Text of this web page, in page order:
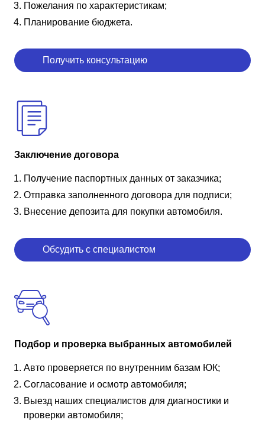
Пожелания по характеристикам;
Планирование бюджета.
Получить консультацию
Заключение договора
Получение паспортных данных от заказчика;
Отправка заполненного договора для подписи;
Внесение депозита для покупки автомобиля.
Обсудить с специалистом
Подбор и проверка выбранных автомобилей
Авто проверяется по внутренним базам ЮК;
Согласование и осмотр автомобиля;
Выезд наших специалистов для диагностики и
проверки автомобиля;